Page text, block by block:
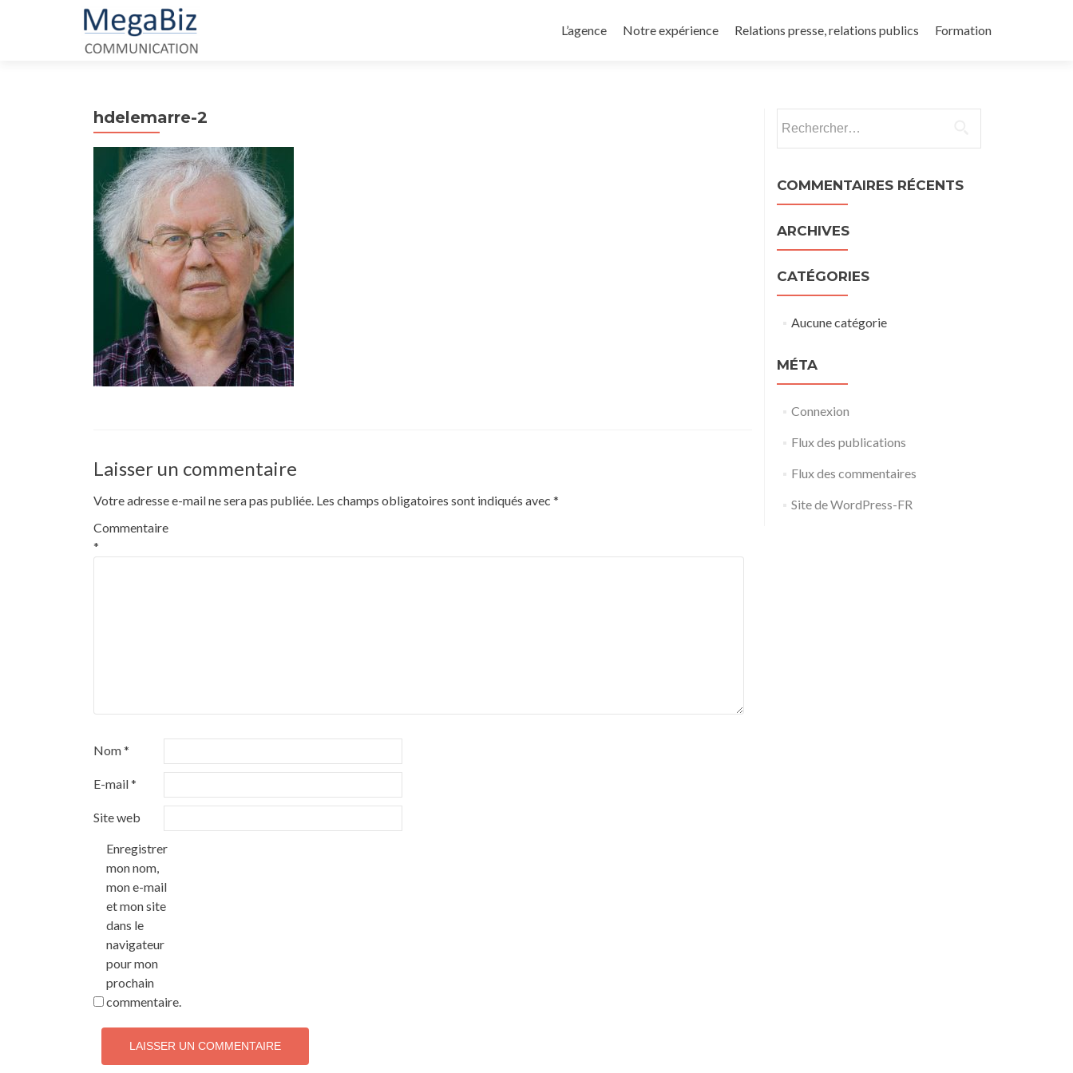
au
L’agence Notre expérience Relations presse, relations publics Formation
hdelemarre-2
Laisser un commentaire
Votre adresse e-mail ne sera pas publiée. Les champs obligatoires sont indiqués avec *
Commentaire
*
Nom*
E-mail*
Site web
Enregistrer
mon nom,
mon e-mail
et mon site
dans le
navigateur
pour mon
prochain
commentaire.
COMMENTAIRES RÉCENTS
ARCHIVES
CATÉGORIES
Aucune catégorie
MÉTA
Connexion
Flux des publications
Flux des commentaires
Site de WordPress-FR